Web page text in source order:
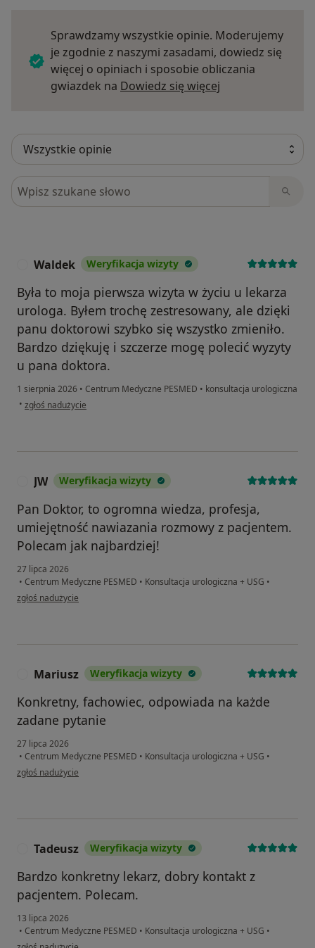
Sprawdzamy wszystkie opinie. Moderujemy
je zgodnie z naszymi zasadami, dowiedz się
więcej o opiniach i sposobie obliczania
gwiazdek na Dowiedz się więcej
Szukaj w opiniach
Waldek Weryfikacja wizyty
Była to moja pierwsza wizyta w życiu u lekarza
urologa. Byłem trochę zestresowany, ale dzięki
panu doktorowi szybko się wszystko zmieniło.
Bardzo dziękuję i szczerze mogę polecić wyzyty
u pana doktora.
1 sierpnia 2026 • Centrum Medyczne PESMED • konsultacja urologiczna
• w opinii użytkownika Waldek
zgłoś nadużycie
JW Weryfikacja wizyty
Pan Doktor, to ogromna wiedza, profesja,
umiejętność nawiazania rozmowy z pacjentem.
Polecam jak najbardziej!
27 lipca 2026
• Centrum Medyczne PESMED • Konsultacja urologiczna + USG •
w opinii użytkownika JW
zgłoś nadużycie
Mariusz Weryfikacja wizyty
Konkretny, fachowiec, odpowiada na każde
zadane pytanie
27 lipca 2026
• Centrum Medyczne PESMED • Konsultacja urologiczna + USG •
w opinii użytkownika Mariusz
zgłoś nadużycie
Tadeusz Weryfikacja wizyty
Bardzo konkretny lekarz, dobry kontakt z
pacjentem. Polecam.
13 lipca 2026
• Centrum Medyczne PESMED • Konsultacja urologiczna + USG •
w opinii użytkownika Tadeusz